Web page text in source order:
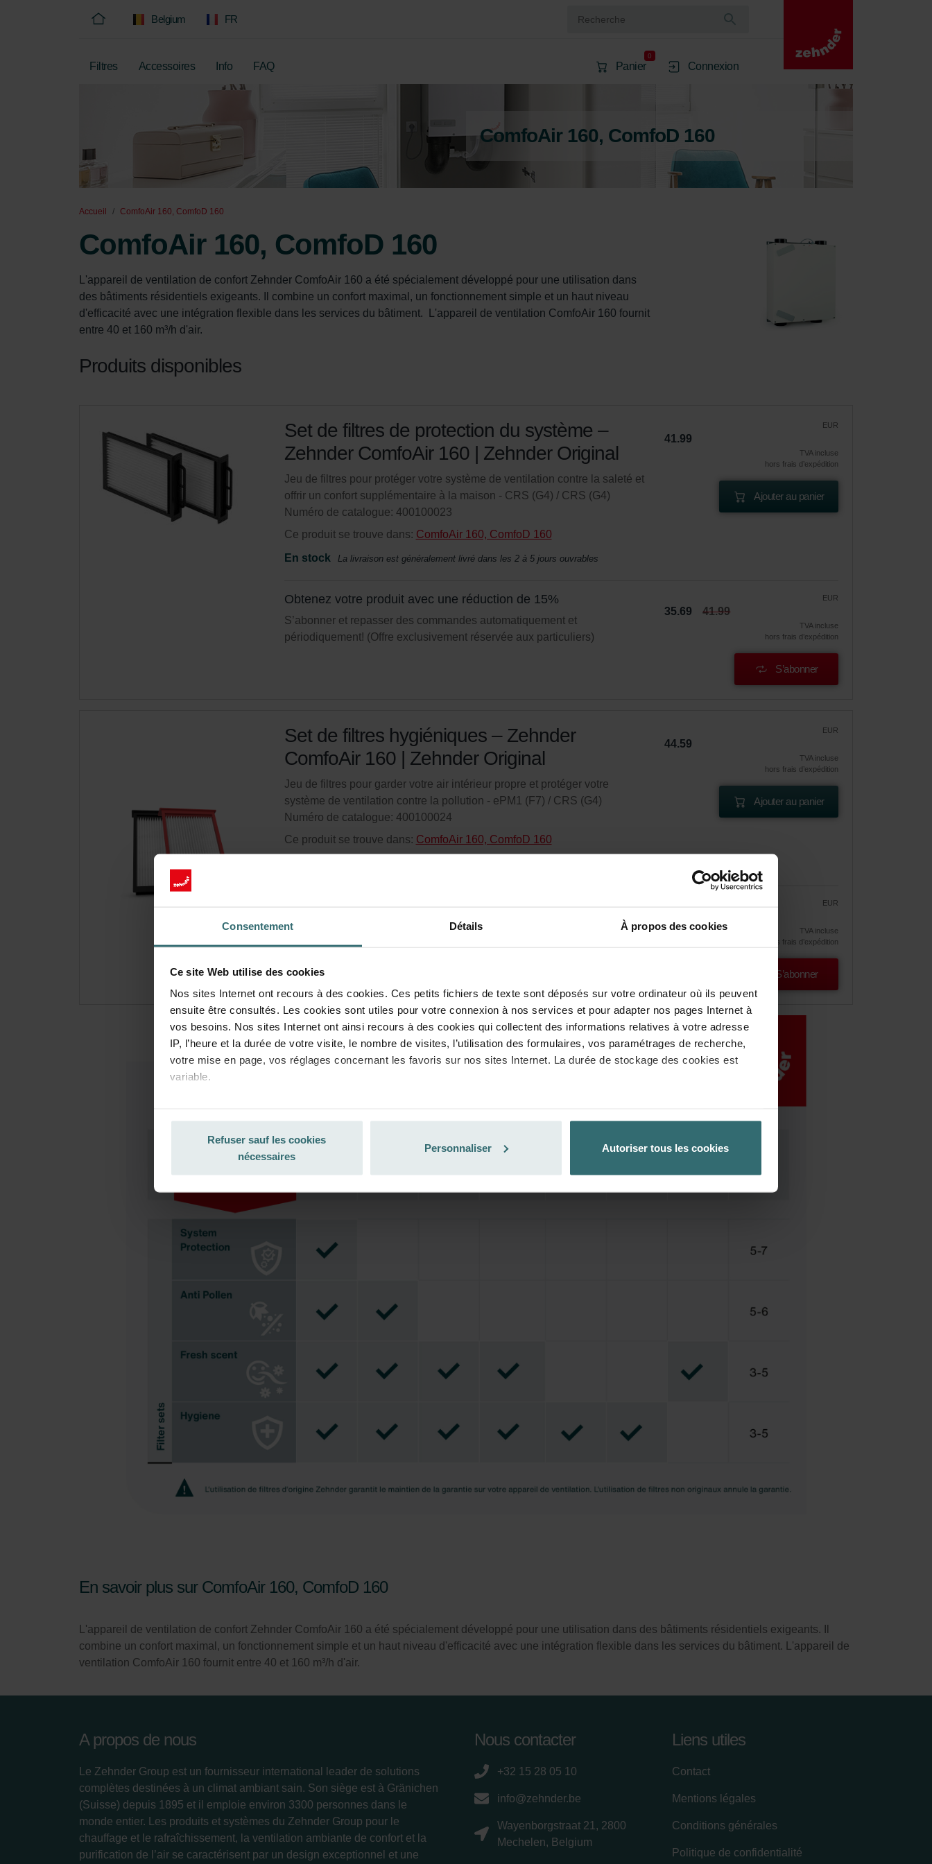
Consentement Détails À propos des cookies
Ce site Web utilise des cookies
Nos sites Internet ont recours à des cookies. Ces petits fichiers de texte sont déposés sur votre ordinateur où ils peuvent
ensuite être consultés. Les cookies sont utiles pour votre connexion à nos services et pour adapter nos pages Internet à
vos besoins. Nos sites Internet ont ainsi recours à des cookies qui collectent des informations relatives à votre adresse
IP, l’heure et la durée de votre visite, le nombre de visites, l’utilisation des formulaires, vos paramétrages de recherche,
votre mise en page, vos réglages concernant les favoris sur nos sites Internet. La durée de stockage des cookies est
variable.
pour touts les cookies qui analyse le comportement des utilisateurs.
Vous pouvez empêcher à tout moment l’enregistrement de cookies par nos sites Internet en paramétrant en conséquence
le navigateur Web utilisé afin d’empêcher durablement tout enregistrement de cookies sur votre ordinateur. Vous pouvez
en outre effacer à tout moment les cookies déjà enregistrés via un navigateur Web ou tout autre logiciel correspondant.
Cette opération peut être réalisée à partir de n’importe quel navigateur Web usuel. Si l’utilisateur concerné désactive
l’enregistrement des cookies au sein du navigateur Web utilisé, il se peut que les fonctionnalités de notre site Web ne
soient plus disponibles dans leur intégralité.
Pour plus de détails, nous vous invitons à prendre connaissance de notre politique relative aux cookies.
Zehnder Group AG: Data Privacy
Zehnder Group België nv/sa: Déclarations de confidentialité
Zehnder Group Ibérica SAU: Política de privacidad
Zehnder Group Italia S.r.l.: Privacy
Zehnder Group Sales International: Privacy Policy
Refuser sauf les cookies
nécessaires
Personnaliser Autoriser tous les cookies
Belgium FR
Filtres Accessoires Info FAQ Panier
0
Connexion
ComfoAir 160, ComfoD 160
Accueil ComfoAir 160, ComfoD 160
ComfoAir 160, ComfoD 160
L'appareil de ventilation de confort Zehnder ComfoAir 160 a été spécialement développé pour une utilisation dans
des bâtiments résidentiels exigeants. Il combine un confort maximal, un fonctionnement simple et un haut niveau
d'efficacité avec une intégration flexible dans les services du bâtiment.  L'appareil de ventilation ComfoAir 160 fournit
entre 40 et 160 m³/h d'air.
Produits disponibles
Set de filtres de protection du système –
Zehnder ComfoAir 160 | Zehnder Original
Jeu de filtres pour protéger votre système de ventilation contre la saleté et
offrir un confort supplémentaire à la maison - CRS (G4) / CRS (G4)
Numéro de catalogue: 400100023
Ce produit se trouve dans: ComfoAir 160, ComfoD 160
En stock
La livraison est généralement livré dans les 2 à 5 jours ouvrables
EUR
41.99
TVA incluse
hors frais d’expédition
Ajouter au panier
Obtenez votre produit avec une réduction de 15%
S’abonner et repasser des commandes automatiquement et
périodiquement! (Offre exclusivement réservée aux particuliers)
EUR
35.69 41.99
TVA incluse
hors frais d’expédition
S’abonner
Set de filtres hygiéniques – Zehnder
ComfoAir 160 | Zehnder Original
Jeu de filtres pour garder votre air intérieur propre et protéger votre
système de ventilation contre la pollution - ePM1 (F7) / CRS (G4)
Numéro de catalogue: 400100024
Ce produit se trouve dans: ComfoAir 160, ComfoD 160
EUR
44.59
TVA incluse
hors frais d’expédition
Ajouter au panier
S’abonner et repasser des commandes automatiquement et
périodiquement! (Offre exclusivement réservée aux particuliers)
EUR
TVA incluse
hors frais d’expédition
S’abonner
En savoir plus sur ComfoAir 160, ComfoD 160
L'appareil de ventilation de confort Zehnder ComfoAir 160 a été spécialement développé pour une utilisation dans des bâtiments résidentiels exigeants. Il
combine un confort maximal, un fonctionnement simple et un haut niveau d'efficacité avec une intégration flexible dans les services du bâtiment. L'appareil de
ventilation ComfoAir 160 fournit entre 40 et 160 m³/h d'air.
A propos de nous
Le Zehnder Group est un fournisseur international leader de solutions
complètes destinées à un climat ambiant sain. Son siège est à Gränichen
(Suisse) depuis 1895 et il emploie environ 3300 personnes dans le
monde entier. Les produits et systèmes du Zehnder Group pour le
chauffage et le rafraîchissement, la ventilation ambiante de confort et la
purification de l’air se caractérisent par un design exceptionnel et une
Nous contacter
+32 15 28 05 10
info@zehnder.be
Wayenborgstraat 21, 2800
Mechelen, Belgium
Liens utiles
Contact
Mentions légales
Conditions générales
Politique de confidentialité